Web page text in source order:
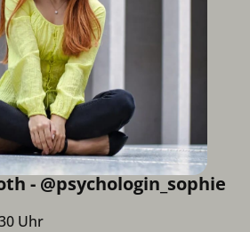
- @psychologin_sophie
Uhr